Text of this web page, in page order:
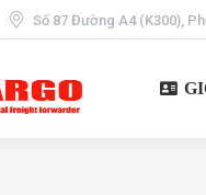
Số 87 Đường A4 (K300),